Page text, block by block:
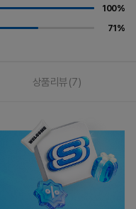
100%
71%
상품리뷰(7)